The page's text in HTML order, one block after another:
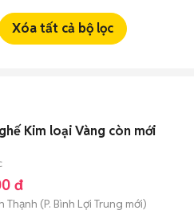
Xóa tất cả bộ lọc
Kim loại Vàng còn mới
đ
Thạnh (P. Bình Lợi Trung mới)